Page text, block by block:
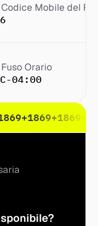
Codice Mobile del
(EC$)
Fuso Orario
04:00
+1869+1869